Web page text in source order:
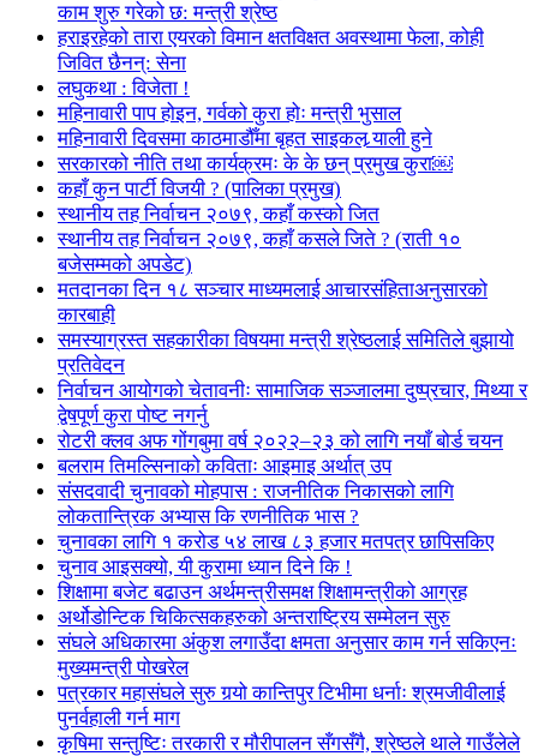
काम शुरु गरेको छ: मन्त्री श्रेष्ठ
हराइरहेको तारा एयरको विमान क्षतविक्षत अवस्थामा फेला, कोही
जिवित छैनन्: सेना
लघुकथा : विजेता !
महिनावारी पाप होइन, गर्वको कुरा होः मन्त्री भुसाल
महिनावारी दिवसमा काठमाडौँमा बृहत साइकल र्‍याली हुने
सरकारको नीति तथा कार्यक्रमः के के छन् प्रमुख कुरा￼
कहाँ कुन पार्टी विजयी ? (पालिका प्रमुख)
स्थानीय तह निर्वाचन २०७९, कहाँ कस्को जित
स्थानीय तह निर्वाचन २०७९, कहाँ कसले जिते ? (राती १०
बजेसम्मको अपडेट)
मतदानका दिन १८ सञ्चार माध्यमलाई आचारसंहिताअनुसारको
कारबाही
समस्याग्रस्त सहकारीका विषयमा मन्त्री श्रेष्ठलाई समितिले बुझायो
प्रतिवेदन
निर्वाचन आयोगको चेतावनीः सामाजिक सञ्जालमा दुष्प्रचार, मिथ्या र
द्वेषपूर्ण कुरा पोष्ट नगर्नु
रोटरी क्लव अफ गोंगबुमा वर्ष २०२२–२३ को लागि नयाँ बोर्ड चयन
बलराम तिमल्सिनाको कविताः आइमाइ अर्थात् उप
संसदवादी चुनावको मोहपास : राजनीतिक निकासको लागि
लोकतान्त्रिक अभ्यास कि रणनीतिक भास ?
चुनावका लागि १ करोड ५४ लाख ८३ हजार मतपत्र छापिसकिए
चुनाव आइसक्यो, यी कुरामा ध्यान दिने कि !
शिक्षामा बजेट बढाउन अर्थमन्त्रीसमक्ष शिक्षामन्त्रीको आग्रह
अर्थोडोन्टिक चिकित्सकहरुको अन्तराष्ट्रिय सम्मेलन सुरु
संघले अधिकारमा अंकुश लगाउँदा क्षमता अनुसार काम गर्न सकिएनः
मुख्यमन्त्री पोखरेल
पत्रकार महासंघले सुरु गर्‍यो कान्तिपुर टिभीमा धर्नाः श्रमजीवीलाई
पुनर्वहाली गर्न माग
कृषिमा सन्तुष्टिः तरकारी र मौरीपालन सँगसँगै, श्रेष्ठले थाले गाउँलेले